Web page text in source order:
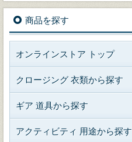
商品を探す
オンラインストア トップ
クロージング 衣類から探す
ギア 道具から探す
アクティビティ 用途から探す